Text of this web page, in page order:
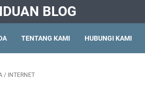
BLOG
TENTANG KAMI HUBUNGI KAMI
/ INTERNET